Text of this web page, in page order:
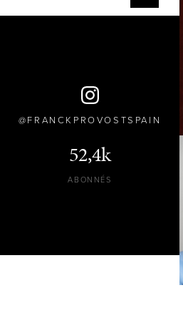
FRANCKPROVOSTSPAIN
52,4k
ABONNÉS